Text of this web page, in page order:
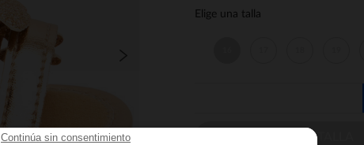
Continúa sin consentimiento
Elige una talla
ELIGE UNA TALLA